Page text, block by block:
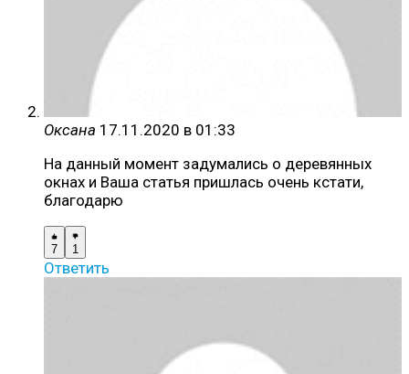
Оксана 17.11.2020 в 01:33
На данный момент задумались о деревянных
окнах и Ваша статья пришлась очень кстати,
благодарю
7 1
Ответить